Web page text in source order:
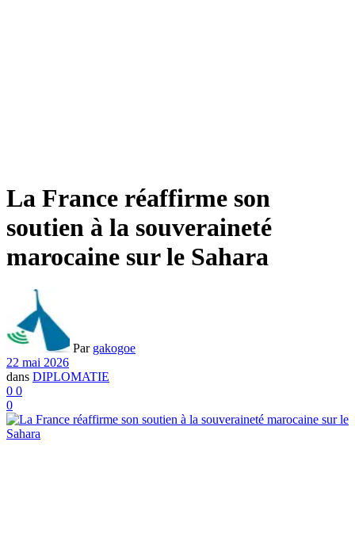
La France réaffirme son
soutien à la souveraineté
marocaine sur le Sahara
Par gakogoe
22 mai 2026
dans DIPLOMATIE
0 0
0